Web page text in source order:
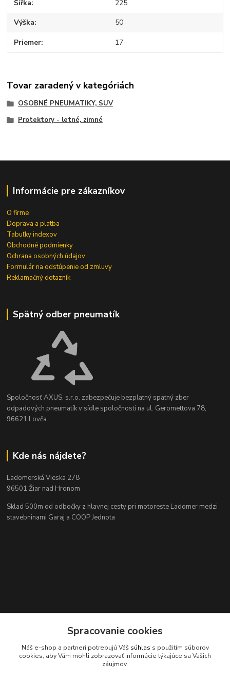
Šířka 225
Výška 50
Priemer 17
Tovar zaradený v kategóriách
OSOBNÉ PNEUMATIKY, SUV
Protektory - letné, zimné
Informácie pre zákazníkov
O firme
Doprava a platba
Tabuľky indexov
Obchodné podmienky
Ochrana osobných údajov
Formulár na odstúpenie od zmluvy
Reklamačný dotazník
Spätný odber pneumatík
Spoločnosť AXUS, s.r.o. zabezpečuje bezplatný spätný zber
odpadových pneumatík v sídle spoločnosti na ul. Geromettova 78,
96621 Lovča.
Kde nás nájdete?
Ladomerská Vieska 278
96501 Žiar nad Hronom
Sklad 500m od odbočky z hlavnej cesty pri motoreste Ladomer medzi
stavebninami Garaj a COOP Jednota
Spracovanie cookies
Náš e-shop a partneri potrebujú Váš súhlas s použitím súborov
cookies, aby Vám mohli zobrazovať informácie týkajúce sa Vašich
záujmov.